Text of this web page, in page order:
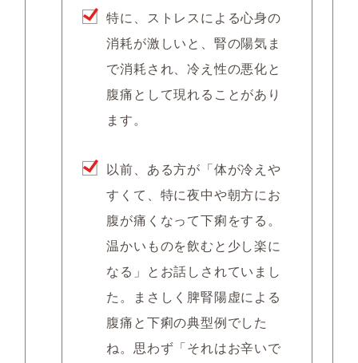
特に、ストレスによる心身の
消耗が激しいと、腎の陽気ま
で消耗され、冷え性の悪化と
腹痛として現れることがあり
ます。
以前、ある方が「体が冷えや
すくて、特に夜中や朝方にお
腹が痛くなって下痢をする。
温かいものを飲むと少し楽に
なる」とお話しされていまし
た。まさしく脾腎陽虚による
腹痛と下痢の典型例でした
ね。思わず「それはお辛いで